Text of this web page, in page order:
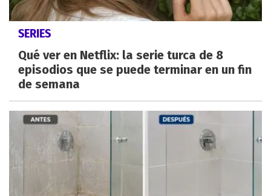
SERIES
Qué ver en Netflix: la serie turca de 8
episodios que se puede terminar en un fin
de semana